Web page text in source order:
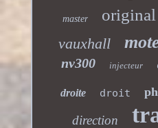
master original
vauxhall
nv300 injecteur
droite droit
direction